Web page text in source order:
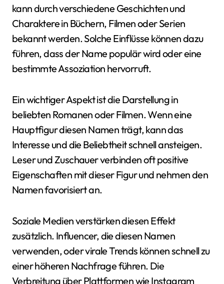
kann durch verschiedene Geschichten und
Charaktere in Büchern, Filmen oder Serien
bekannt werden. Solche Einflüsse können dazu
führen, dass der Name populär wird oder eine
bestimmte Assoziation hervorruft.
Ein wichtiger Aspekt ist die Darstellung in
beliebten Romanen oder Filmen. Wenn eine
Hauptfigur diesen Namen trägt, kann das
Interesse und die Beliebtheit schnell ansteigen.
Leser und Zuschauer verbinden oft positive
Eigenschaften mit dieser Figur und nehmen den
Namen favorisiert an.
Soziale Medien verstärken diesen Effekt
zusätzlich. Influencer, die diesen Namen
verwenden, oder virale Trends können schnell zu
einer höheren Nachfrage führen. Die
Verbreitung über Plattformen wie Instagram